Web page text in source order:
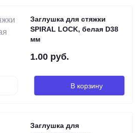
Заглушка для стяжки
SPIRAL LOCK, белая D38
мм
1.00 руб.
В корзину
Заглушка для